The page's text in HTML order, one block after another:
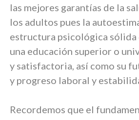
las mejores garantías de la
los adultos pues la
estructura psicológica sólida
una educación superior o
y satisfactoria, así como su
y progreso laboral y
Recordemos que el